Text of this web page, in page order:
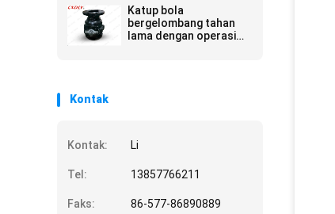
Katup bola
bergelombang tahan
lama dengan operasi
Kontak
Kontak: Li
Tel: 13857766211
Faks: 86-577-86890889